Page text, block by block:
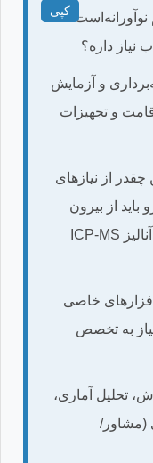
کپی
نیاز داره؟
و آزمایش
و تجهیزات
از نیازهای
از بیرون
تهیه کنم؟ (مثلاً هزینه هر نمونه برای آنالیز ICP-MS
خاصی
به تخصص
تحلیل آماری،
(مشاور/